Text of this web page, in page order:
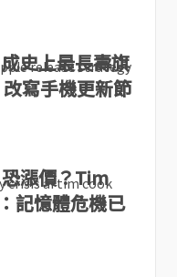
史上最長壽旗
寫手機更新節
漲價？Tim
記憶體危機已